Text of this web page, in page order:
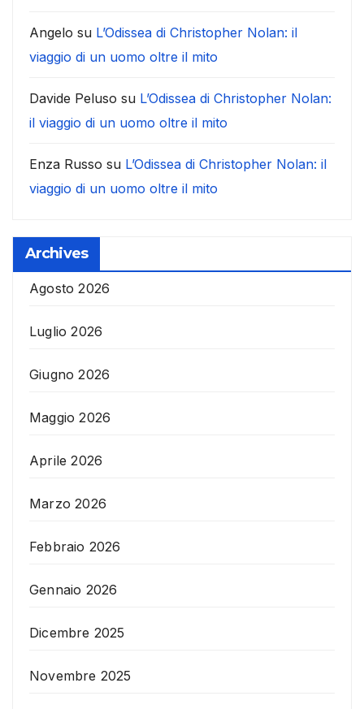
Angelo su L’Odissea di Christopher Nolan: il
viaggio di un uomo oltre il mito
Davide Peluso su L’Odissea di Christopher Nolan:
il viaggio di un uomo oltre il mito
Enza Russo su L’Odissea di Christopher Nolan: il
viaggio di un uomo oltre il mito
Archives
Agosto 2026
Luglio 2026
Giugno 2026
Maggio 2026
Aprile 2026
Marzo 2026
Febbraio 2026
Gennaio 2026
Dicembre 2025
Novembre 2025